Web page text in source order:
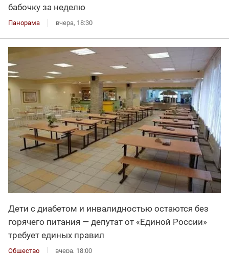
бабочку за неделю
Панорама вчера, 18:30
Дети с диабетом и инвалидностью остаются без
горячего питания — депутат от «Единой России»
требует единых правил
Общество вчера, 18:00